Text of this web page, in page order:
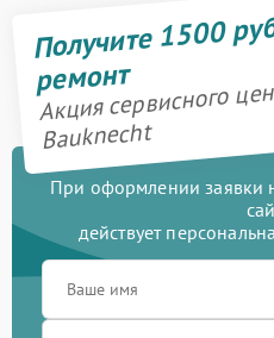
Получите 1500
ремонт
Акция сервисного
Bauknecht
При оформлении заявки
действует